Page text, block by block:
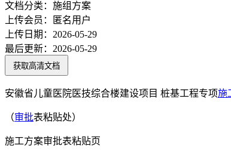
文档分类： 施组方案
上传会员：
匿名用户
上传日期： 2026-05-29
最后更新： 2026-05-29
获取高清文档
安徽省儿童医院医技综合楼建设项目 桩基工程专项施
（审批表粘贴处）
施工方案审批表粘贴页